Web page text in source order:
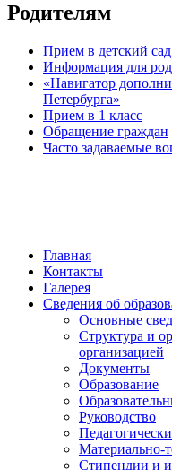
Родителям
Прием в детский сад
Информация для
«Навигатор
Петербурга»
Прием в 1 класс
Обращение граждан
Часто задаваемые
Главная
Контакты
Галерея
Сведения об
Основные
Структура и
организацией
Документы
Образование
Руководство
Материально-
Стипендии и